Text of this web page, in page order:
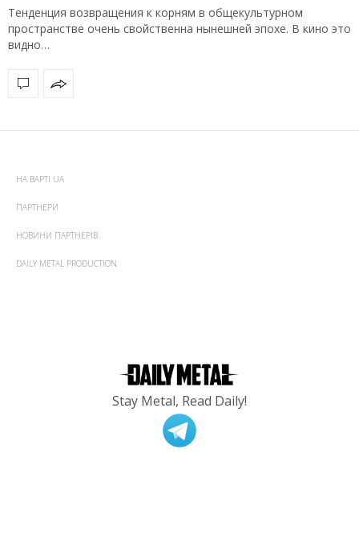
Тенденция возвращения к корням в общекультурном
пространстве очень свойственна нынешней эпохе. В кино это
видно…
НА ВАРТІ UA
ПАРТНЕРИ
НОВИНИ ПАРТНЕРІВ
DAILY METAL PRODUCTION
Stay Metal, Read Daily!